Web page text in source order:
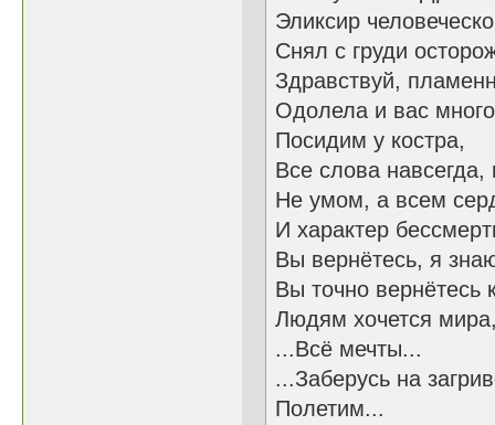
Эликсир
Снял с груди
Здравствуй,
Одолела и вас
Посидим у костра,
Все слова
Не умом, а всем
И характер
Вы вернётесь, я
Вы точно вернётесь
Людям хочется
...Всё мечты...
...Заберусь на
Полетим...